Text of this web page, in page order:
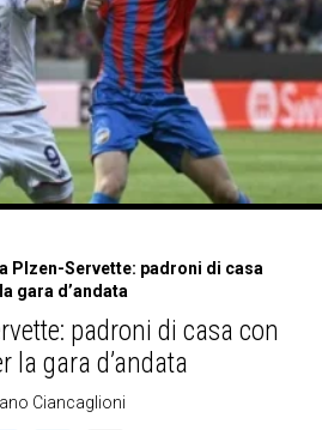
Plzen-Servette: padroni di casa
gara d’andata
padroni di casa con
la gara d’andata
Ciancaglioni